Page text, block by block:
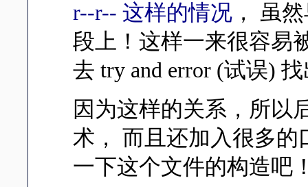
r--r-- 这样的情况 ， 虽
段上！这样一来很容易
去 try and error (试误)
因为这样的关系，所以
术， 而且还加入很多的
一下这个文件的构造吧